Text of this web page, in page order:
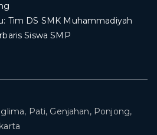
Tim DS SMK Muhammadiyah
Siswa SMP
Pati, Genjahan, Ponjong,